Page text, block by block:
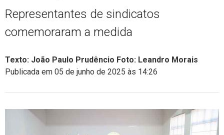
Representantes de sindicatos
comemoraram a medida
Texto: João Paulo Prudêncio Foto: Leandro Morais
Publicada em 05 de junho de 2025 às 14:26